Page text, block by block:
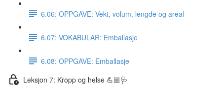
6.06: OPPGAVE: Vekt, volum, lengde og areal
6.07: VOKABULAR: Emballasje
6.08: OPPGAVE: Emballasje
Leksjon 7: Kropp og helse 💪🏼🩺